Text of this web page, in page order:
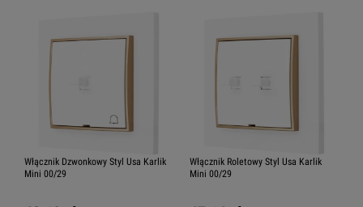
Włącznik Dzwonkowy Styl Usa Karlik
Mini 00/29
Włącznik Roletowy Styl Usa Karlik
Mini 00/29